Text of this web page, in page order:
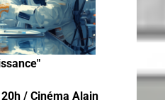
/ Cinéma Alain